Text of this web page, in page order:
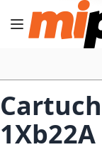
Cambiar Nav
1Xb22A